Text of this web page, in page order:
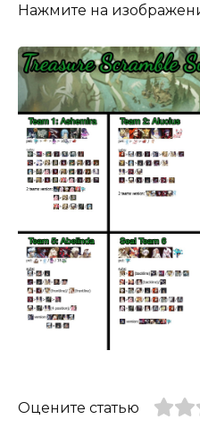
Нажмите на
Оцените статью